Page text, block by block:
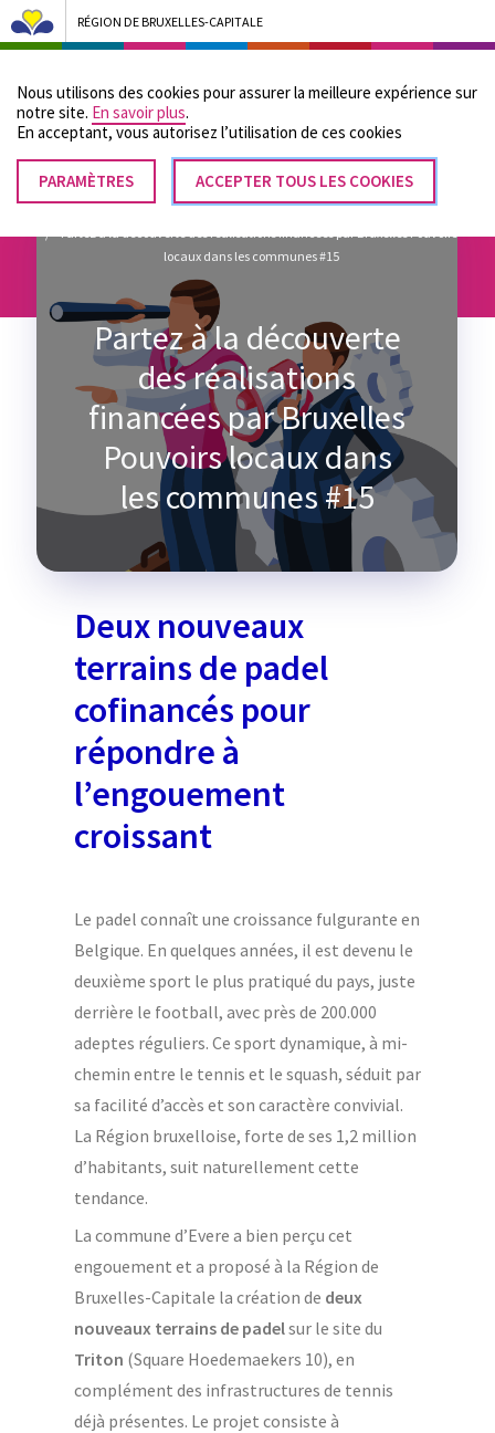
Nous utilisons des cookies pour assurer la meilleure expérience sur
notre site. En savoir plus.
En acceptant, vous autorisez lʼutilisation de ces cookies
PARAMÈTRES ACCEPTER TOUS LES COOKIES
RETIRER
LE
RÉGION DE BRUXELLES-CAPITALE
Bruxelles Pouvoirs Locaux - Aller à la page d'accueil
Menu
Fil
d'Ariane
Accueil
locaux dans les communes #15
Partez à la découverte
des réalisations
financées par Bruxelles
Pouvoirs locaux dans
les communes #15
Deux nouveaux
terrains de padel
cofinancés pour
répondre à
l’engouement
croissant
Le padel connaît une croissance fulgurante en
Belgique. En quelques années, il est devenu le
deuxième sport le plus pratiqué du pays, juste
derrière le football, avec près de 200.000
adeptes réguliers. Ce sport dynamique, à mi-
chemin entre le tennis et le squash, séduit par
sa facilité d’accès et son caractère convivial.
La Région bruxelloise, forte de ses 1,2 million
d’habitants, suit naturellement cette
tendance.
La commune d’Evere a bien perçu cet
engouement et a proposé à la Région de
Bruxelles-Capitale la création de deux
nouveaux terrains de padelsur le site du
Triton (Square Hoedemaekers 10), en
complément des infrastructures de tennis
déjà présentes. Le projet consiste à